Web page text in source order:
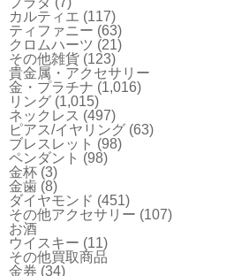
カルティエ (117)
ティファニー (63)
クロムハーツ (21)
その他雑貨 (123)
貴金属・アクセサリー
金・プラチナ (1,016)
リング (1,015)
ネックレス (497)
ピアス/イヤリング (63)
ブレスレット (98)
ペンダント (98)
金杯 (3)
金歯 (8)
ダイヤモンド (451)
その他アクセサリー (107)
お酒
ウイスキー (11)
その他買取商品
金券 (34)